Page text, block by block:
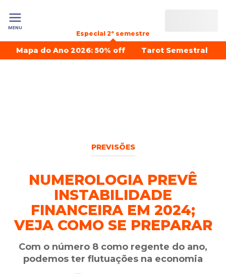
MENU
Especial 2º semestre
Mapa do Ano 2026: 50% off Tarot Semestral
PREVISÕES
NUMEROLOGIA PREVÊ
INSTABILIDADE
FINANCEIRA EM 2024;
VEJA COMO SE PREPARAR
Com o número 8 como regente do ano,
podemos ter flutuações na economia